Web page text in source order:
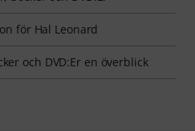
för Hal Leonard
och DVD:Er en överblick